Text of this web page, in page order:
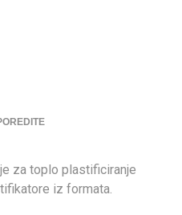
za toplo plastificiranje
iz formata.